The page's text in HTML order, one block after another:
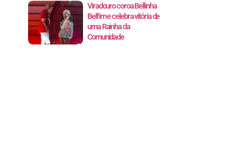
Viradouro coroa Bellinha
Belfim e celebra vitória de
uma Rainha da
Comunidade